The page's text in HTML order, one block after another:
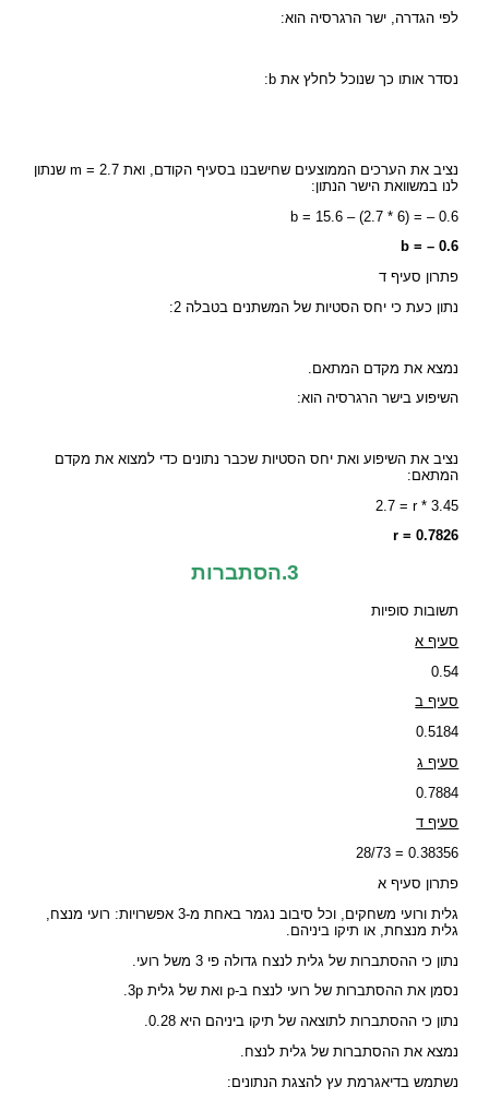
לפי הגדרה, ישר הרגרסיה הוא:
נסדר אותו כך שנוכל לחלץ את b:
נציב את הערכים הממוצעים שחישבנו בסעיף הקודם, ואת m = 2.7 שנתון
לנו במשוואת הישר הנתון:
b = 15.6 – (2.7 * 6) = – 0.6
b = – 0.6
פתרון סעיף ד
נתון כעת כי יחס הסטיות של המשתנים בטבלה 2:
נמצא את מקדם המתאם.
השיפוע בישר הרגרסיה הוא:
נציב את השיפוע ואת יחס הסטיות שכבר נתונים כדי למצוא את מקדם
המתאם:
2.7 = r * 3.45
r = 0.7826
3.הסתברות
תשובות סופיות
סעיף א
0.54
סעיף ב
0.5184
סעיף ג
0.7884
סעיף ד
0.38356 = 28/73
פתרון סעיף א
גלית ורועי משחקים, וכל סיבוב נגמר באחת מ-3 אפשרויות: רועי מנצח,
גלית מנצחת, או תיקו ביניהם.
נתון כי ההסתברות של גלית לנצח גדולה פי 3 משל רועי.
נסמן את ההסתברות של רועי לנצח ב-p ואת של גלית 3p.
נתון כי ההסתברות לתוצאה של תיקו ביניהם היא 0.28.
נמצא את ההסתברות של גלית לנצח.
נשתמש בדיאגרמת עץ להצגת הנתונים: